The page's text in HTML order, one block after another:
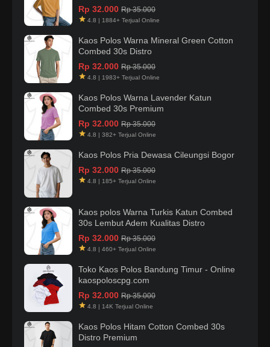
Rp 32.000 Rp 35.000
4.8 | 1884+ Terjual Online
Kaos Polos Warna Mineral Green Cotton
Combed 30s Distro
Rp 32.000 Rp 35.000
4.8 | 1983+ Terjual Online
Kaos Polos Warna Lavender Katun
Combed 30s Premium
Rp 32.000 Rp 35.000
4.8 | 382+ Terjual Online
Kaos Polos Pria Dewasa Cileungsi Bogor
Rp 32.000 Rp 35.000
4.8 | 185+ Terjual Online
Kaos polos Warna Turkis Katun Combed
30s Lembut Adem Kualitas Distro
Rp 32.000 Rp 35.000
4.8 | 460+ Terjual Online
Toko Kaos Polos Bandung Timur - Online
kaospoloscpg.com
Rp 32.000 Rp 35.000
4.8 | 14K Terjual Online
Kaos Polos Hitam Cotton Combed 30s
Distro Premium